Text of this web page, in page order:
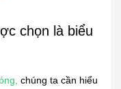
chọn là biểu
chúng ta cần hiểu